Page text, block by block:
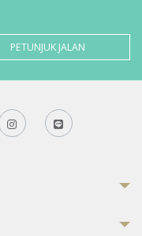
PETUNJUK JALAN